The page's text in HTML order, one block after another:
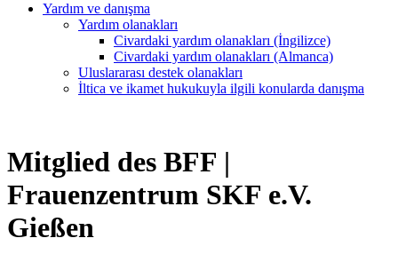
Yardım ve danışma
Yardım olanakları
Civardaki yardım olanakları (İngilizce)
Civardaki yardım olanakları (Almanca)
Uluslararası destek olanakları
İltica ve ikamet hukukuyla ilgili konularda danışma
Mitglied des BFF |
Frauenzentrum SKF e.V.
Gießen